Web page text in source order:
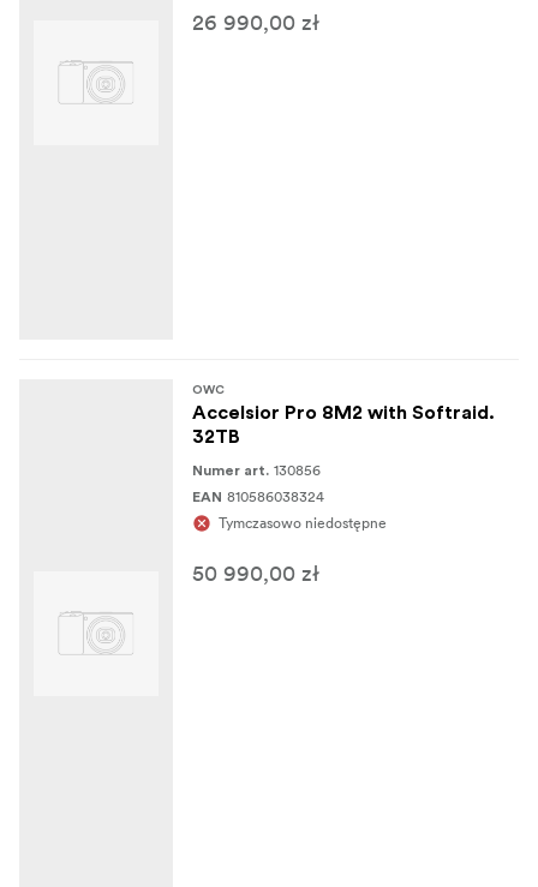
26 990,00 zł
OWC
Accelsior Pro 8M2 with Softraid.
32TB
Numer art. 130856
EAN 810586038324
Tymczasowo niedostępne
50 990,00 zł